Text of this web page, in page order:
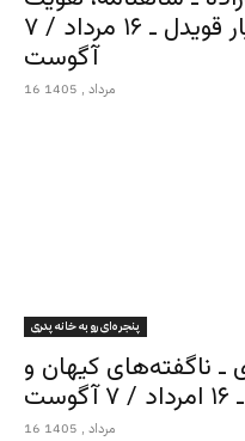
ایرانی و گفت‌وگو با مازیار قویدل ـ ۱۶ مرداد / ۷
آگوست
16 مرداد , 1405
پنجره‌ای رو به خانه پدری
ـ ناگفته‌های کیهان و
16 مرداد , 1405